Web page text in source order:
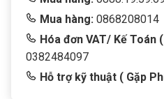
Mua hàng: 0868208014
Hóa đơn VAT/ Kế Toán
0382484097
Hỗ trợ kỹ thuật ( Gặp